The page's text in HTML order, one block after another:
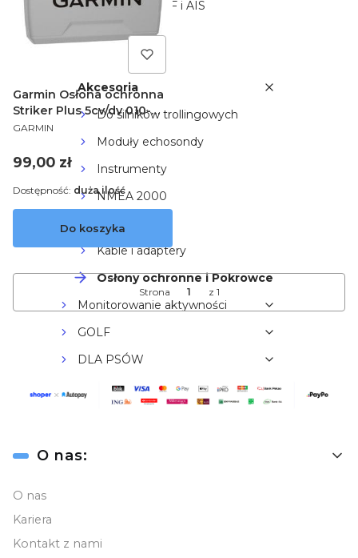
Komunikacja VHF i AIS
Silniki trollingowe
Akcesoria
Do silników trollingowych
Moduły echosondy
Instrumenty
NMEA 2000
Anteny GPS
Kable i adaptery
Osłony ochronne i Pokrowce
Monitorowanie aktywności
GOLF
DLA PSÓW
Nawigacje
Folie ochronne do urządzeń Garmin
Garmin Osłona ochronna
Striker Plus 5cv/dv 010-
12441-01
PRODUCENT
GARMIN
Cena
99,00 zł
Do koszyka
Dostępność: duża ilość
Strona z 1
Linki w stopce
O nas:
O nas
Kariera
Kontakt z nami